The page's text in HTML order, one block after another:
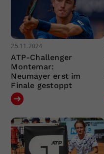
25.11.2024
ATP-Challenger
Montemar:
Neumayer erst im
Finale gestoppt